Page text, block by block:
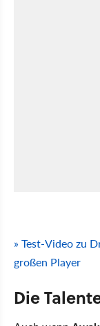
» Test-Video zu
großen Player
Die